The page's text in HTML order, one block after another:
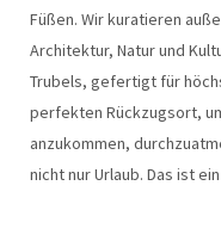
Füßen. Wir kuratieren
Architektur, Natur und
Trubels, gefertigt für
perfekten Rückzugsort,
anzukommen,
nicht nur Urlaub. Das ist